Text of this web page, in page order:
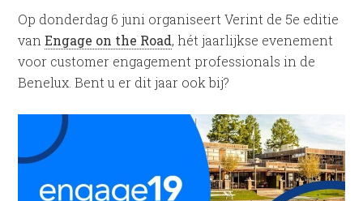
Op donderdag 6 juni organiseert Verint de 5e editie
vanEngage on the Road, hét jaarlijkse evenement
voor customer engagement professionals in de
Benelux. Bent u er dit jaar ook bij?